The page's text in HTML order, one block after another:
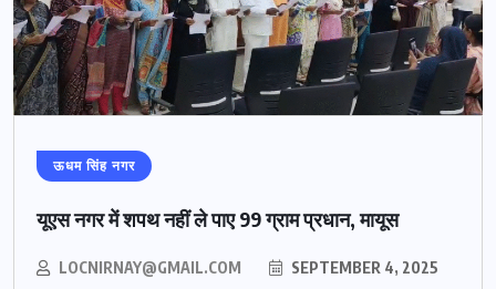
ऊधम सिंह नगर
यूएस नगर में शपथ नहीं ले पाए 99 ग्राम प्रधान, मायूस
LOCNIRNAY@GMAIL.COM SEPTEMBER 4, 2025